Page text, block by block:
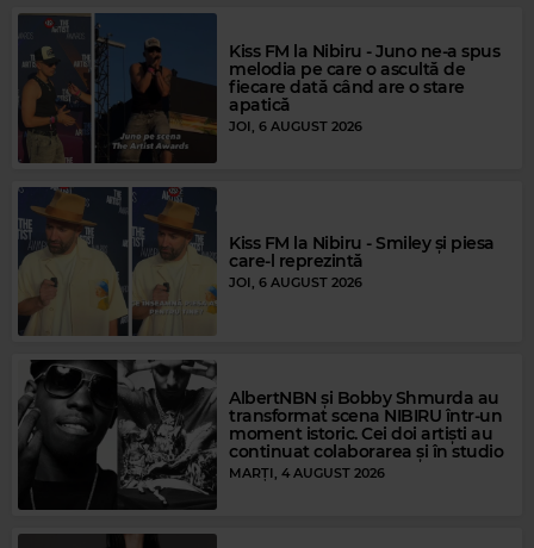
MAGIC FM –ALWAYS THE BEST MUSIC
Magic Gold
GLORIA GAYNOR–I WILL SURVIVE
Kiss FM la Nibiru - Juno ne-a spus
melodia pe care o ascultă de
fiecare dată când are o stare
apatică
JOI, 6 AUGUST 2026
Kiss FM la Nibiru - Smiley și piesa
care-l reprezintă
JOI, 6 AUGUST 2026
AlbertNBN și Bobby Shmurda au
transformat scena NIBIRU într-un
moment istoric. Cei doi artiști au
continuat colaborarea și în studio
MARȚI, 4 AUGUST 2026